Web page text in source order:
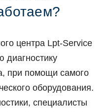
центра Lpt-Service
диагностику
при помощи самого
оборудования.
специалисты